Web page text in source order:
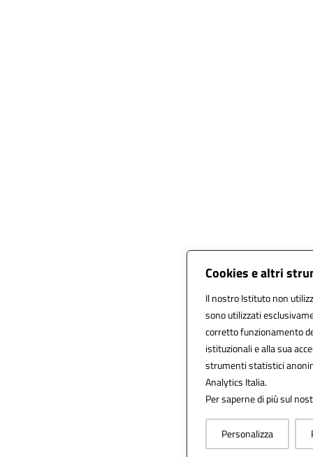
Cookies e altri
Il nostro Istituto non
sono utilizzati
corretto funzionamento
istituzionali e alla sua
strumenti statistici
Analytics Italia.
Per saperne di più sul
Personalizza